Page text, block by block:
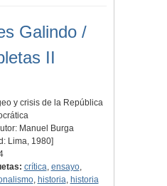
Galindo /
II
y crisis de la República
Manuel Burga
Lima, 1980]
crítica, ensayo,
, historia, historia